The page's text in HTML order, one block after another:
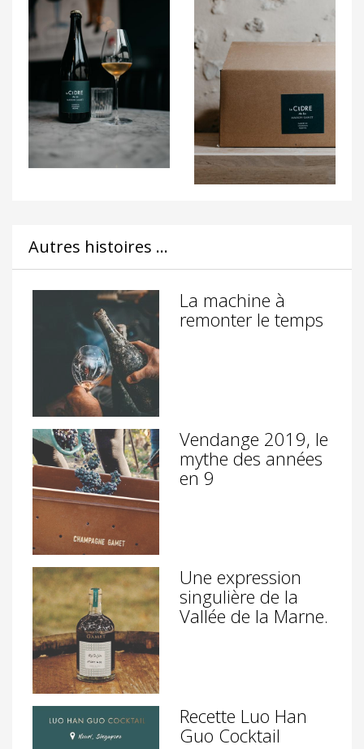
Autres histoires ...
La machine à
remonter le temps
Vendange 2019, le
mythe des années
en 9
Une expression
singulière de la
Vallée de la Marne.
Recette Luo Han
Guo Cocktail